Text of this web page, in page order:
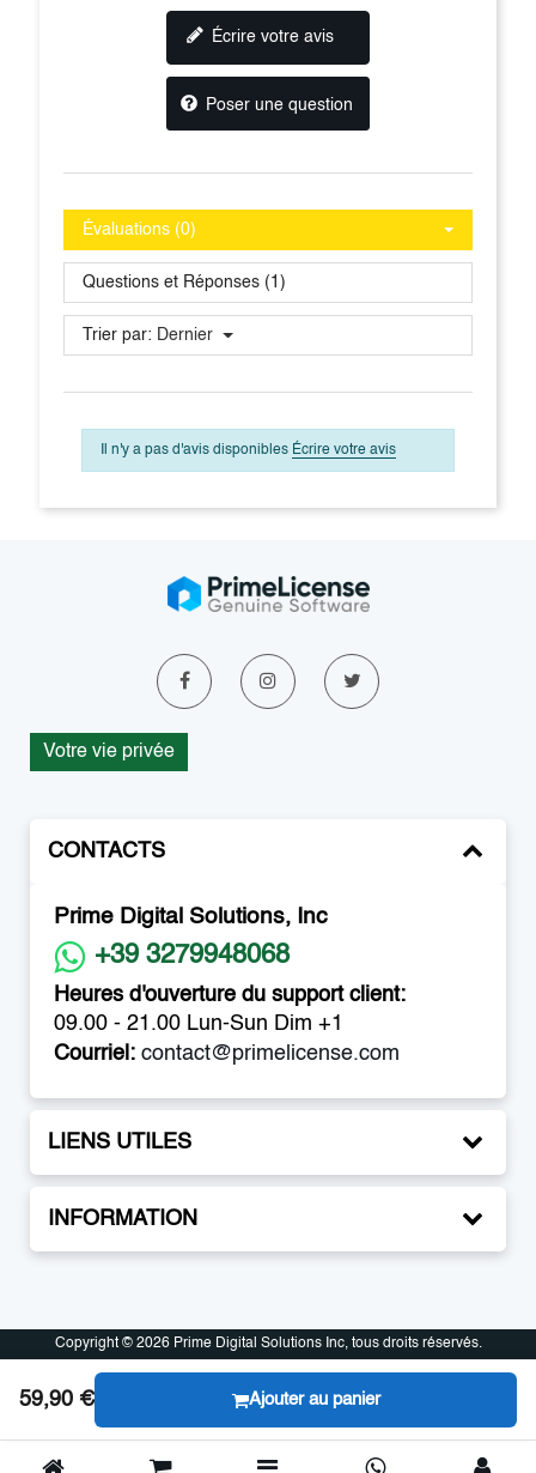
Écrire votre avis
Poser une question
Évaluations (0)
Questions et Réponses (1)
Trier par: Dernier
Il n'y a pas d'avis disponibles Écrire votre avis
59,90 € Ajouter au panier
Votre vie privée
CONTACTS
Prime Digital Solutions, Inc
+39 3279948068
Heures d'ouverture du support client:
09.00 - 21.00 Lun-Sun Dim +1
Courriel: contact@primelicense.com
LIENS UTILES
INFORMATION
Copyright © 2026 Prime Digital Solutions Inc, tous droits réservés.
Copyright © 2026 Prime Digital Solutions Inc, tous droits réservés.